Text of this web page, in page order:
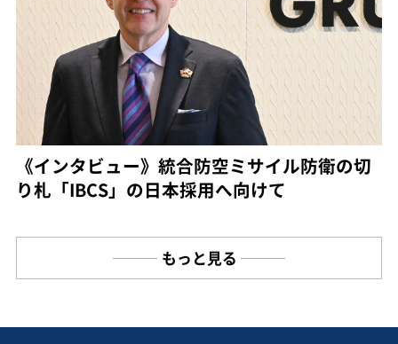
《インタビュー》統合防空ミサイル防衛の切
り札「IBCS」の日本採用へ向けて
もっと見る